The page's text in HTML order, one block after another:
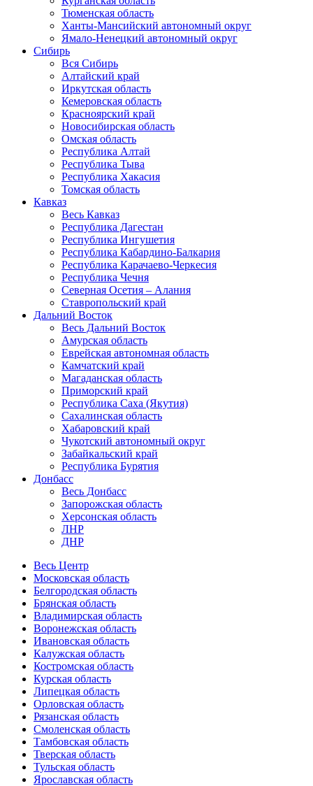
Тюменская область
Ханты-Мансийский автономный округ
Ямало-Ненецкий автономный округ
Сибирь
Вся Сибирь
Алтайский край
Иркутская область
Кемеровская область
Красноярский край
Новосибирская область
Омская область
Республика Алтай
Республика Тыва
Республика Хакасия
Томская область
Кавказ
Весь Кавказ
Республика Дагестан
Республика Ингушетия
Республика Кабардино-Балкария
Республика Карачаево-Черкесия
Республика Чечня
Северная Осетия – Алания
Ставропольский край
Дальний Восток
Весь Дальний Восток
Амурская область
Еврейская автономная область
Камчатский край
Магаданская область
Приморский край
Республика Саха (Якутия)
Сахалинская область
Хабаровский край
Чукотский автономный округ
Забайкальский край
Республика Бурятия
Донбасс
Весь Донбасс
Запорожская область
Херсонская область
ЛНР
ДНР
Весь Центр
Московская область
Белгородская область
Брянская область
Владимирская область
Воронежская область
Ивановская область
Калужская область
Костромская область
Курская область
Липецкая область
Орловская область
Рязанская область
Смоленская область
Тамбовская область
Тверская область
Тульская область
Ярославская область